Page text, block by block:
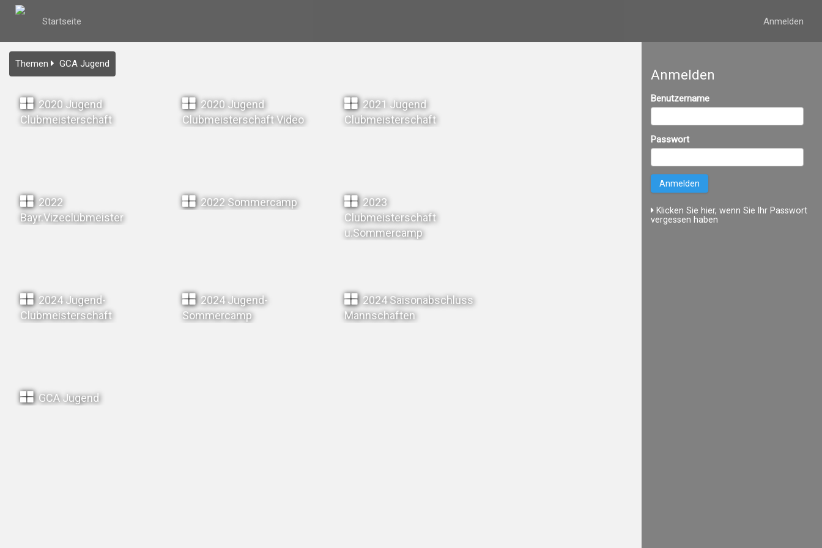
Anmelden
Startseite
Anmelden
Benutzername
Passwort
Klicken Sie hier, wenn Sie Ihr Passwort
vergessen haben
Themen GCA Jugend
2020 Jugend
Clubmeisterschaft
2020 Jugend
Clubmeisterschaft Video
2021 Jugend
Clubmeisterschaft
2022
Bayr.Vizeclubmeister
2022 Sommercamp
2023
Clubmeisterschaft
u.Sommercamp
2024 Jugend-
Clubmeisterschaft
2024 Jugend-
Sommercamp
2024 Saisonabschluss
Mannschaften
GCA Jugend